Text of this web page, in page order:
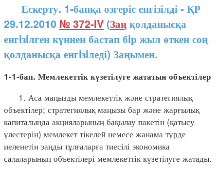
Ескерту. 1-бапқа өзгеріс енгізілді - ҚР
29.12.2010 № 372-IV (Заңқолданысқа
енгiзiлген күннен бастап бiр жыл өткен соң
қолданысқа енгiзiледі) Заңымен.
1-1-бап. Мемлекеттік күзетілуге жататын объектілер
1. Аса маңызды мемлекеттік және стратегиялық
объектілер; стратегиялық маңызы бар және жарғылық
капиталында акцияларының бақылау пакетін (қатысу
үлестерін) мемлекет тікелей немесе жанама түрде
иеленетін заңды тұлғаларға тиесілі экономика
салаларының объектілері мемлекеттік күзетілуге жатады.